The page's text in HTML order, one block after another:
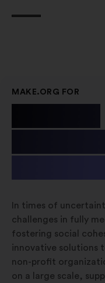
MAKE.ORG FOR
In times of
challenges in fully
fostering social
innovative solutions
non-profit
on a large scale,